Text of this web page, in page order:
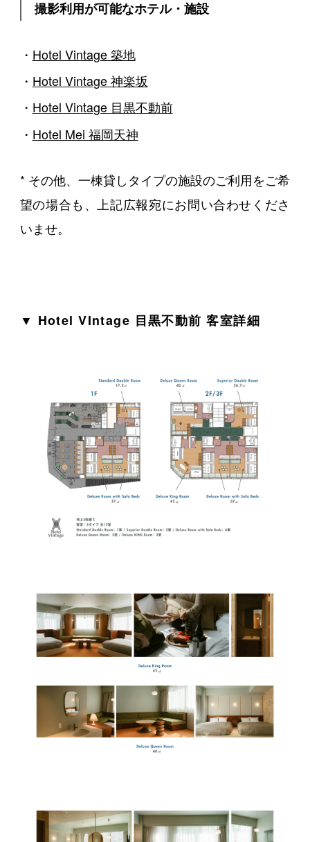
撮影利用が可能なホテル・施設
Hotel Vintage 築地
Hotel Vintage 神楽坂
Hotel Vintage 目黒不動前
Hotel Mei 福岡天神
* その他、一棟貸しタイプの施設のご利用をご希
望の場合も、上記広報宛にお問い合わせくださ
いませ。
▼ Hotel VIntage 目黒不動前 客室詳細